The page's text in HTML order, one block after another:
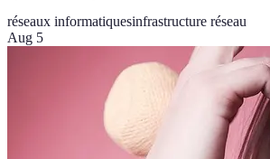
réseaux informatiquesinfrastructure réseau
Aug 5